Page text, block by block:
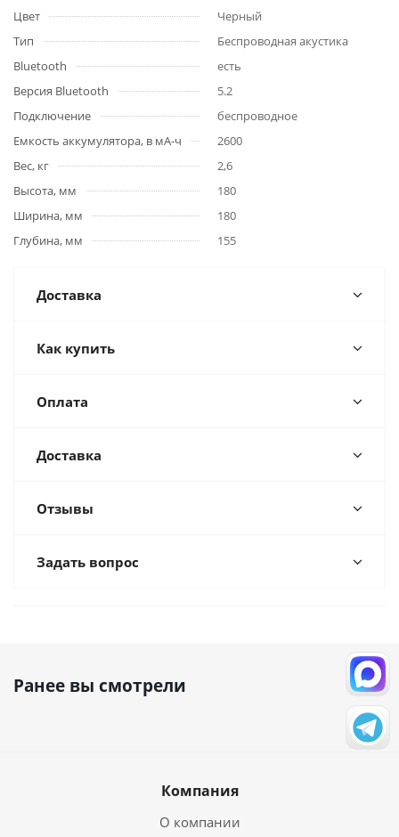
Цвет
Черный
Тип
Беспроводная акустика
Bluetooth
есть
Версия Bluetooth
5.2
Подключение
беспроводное
Емкость аккумулятора, в мА-ч
2600
Вес, кг
2,6
Высота, мм
180
Ширина, мм
180
Глубина, мм
155
Доставка
Как купить
Оплата
Доставка
Отзывы
Задать вопрос
Ранее вы смотрели
Компания
О компании